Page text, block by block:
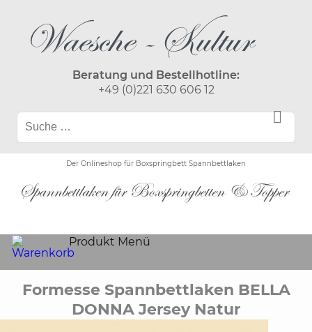
Beratung und Bestellhotline:
+49 (0)221 630 606 12
Der Onlineshop für Boxspringbett Spannbettlaken
Produkt Menü
Formesse Spannbettlaken BELLA
DONNA Jersey Natur